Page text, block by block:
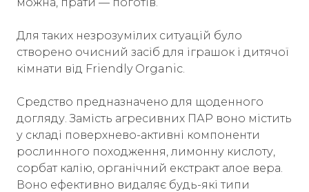
Для таких незрозумілих ситуацій було
створено очисний засіб для іграшок і дитячої
кімнати від Friendly Organic.
Средство предназначено для щоденного
догляду. Замість агресивних ПАР воно містить
у складі поверхнево-активні компоненти
рослинного походження, лимонну кислоту,
сорбат калію, органічний екстракт алое вера.
Воно ефективно видаляє будь-які типи